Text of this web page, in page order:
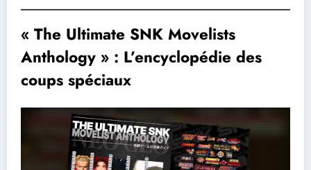
« The Ultimate SNK Movelists
Anthology » : L’encyclopédie des
coups spéciaux